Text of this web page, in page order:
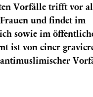
Vorfälle trifft vor
und findet im
sowie im
ist von einer